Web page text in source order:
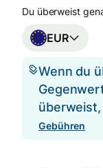
Du überweist
EUR
Wenn du
überweist,
Gebühren